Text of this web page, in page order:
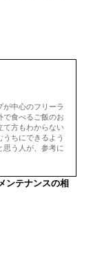
が中心のフリーラ
で食べるご飯のお
て方もわからない
ちにできるよう
思う人が、参考に
ンテナンスの相